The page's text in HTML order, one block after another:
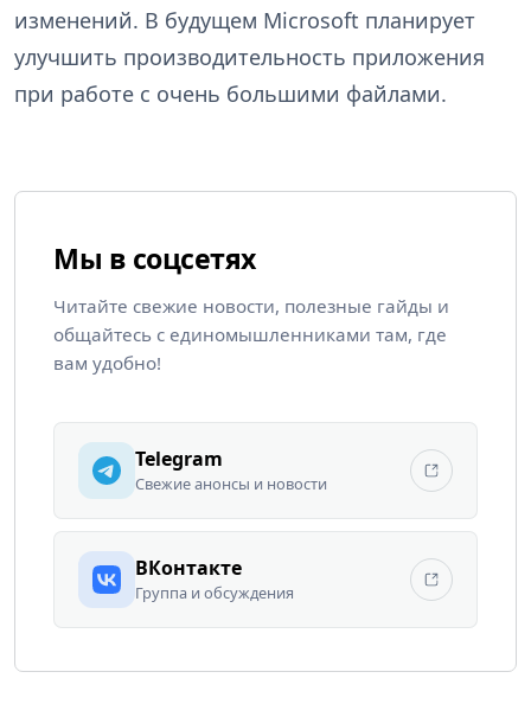
изменений. В будущем Microsoft планирует
улучшить производительность приложения
при работе с очень большими файлами.
Мы в соцсетях
Читайте свежие новости, полезные гайды и
общайтесь с единомышленниками там, где
вам удобно!
Telegram
Свежие анонсы и новости
ВКонтакте
Группа и обсуждения